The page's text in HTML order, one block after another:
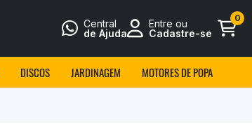
Central
de Ajuda
Entre ou
Cadastre-se
0
DISCOS JARDINAGEM MOTORES DE POPA